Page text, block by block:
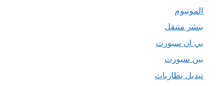
المونيوم
بنشر متنقل
بي ان سبورت
بين سبورت
تبديل بطاريات